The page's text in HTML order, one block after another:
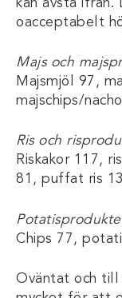
kan avstå ifrån.
oacceptabelt
Majs och
Majsmjöl 97,
majschips/
Ris och
Riskakor 117,
81, puffat ris
Chips 77,
Oväntat och till